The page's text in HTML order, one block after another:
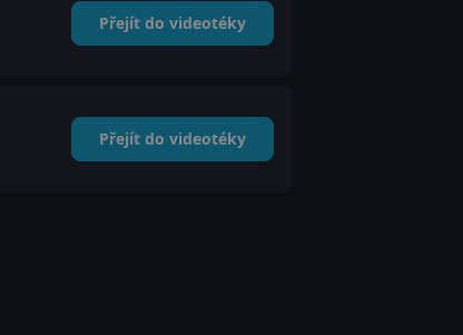
Přejít do videotéky
Přejít do videotéky